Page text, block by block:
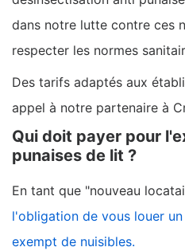
dans notre lutte contre ces
respecter les normes
Des tarifs adaptés aux
appel à notre partenaire à
Qui doit payer pour
punaises de lit ?
En tant que "nouveau
l'obligation de vous louer
exempt de nuisibles.